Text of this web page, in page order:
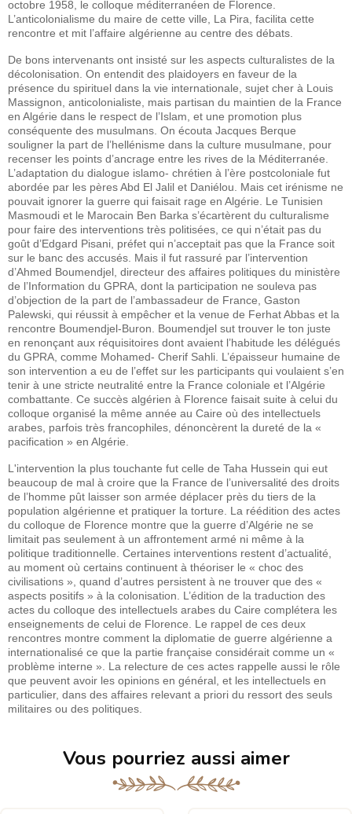
octobre 1958, le colloque méditerranéen de Florence.
L’anticolonialisme du maire de cette ville, La Pira, facilita cette
rencontre et mit l’affaire algérienne au centre des débats.
De bons intervenants ont insisté sur les aspects culturalistes de la
décolonisation. On entendit des plaidoyers en faveur de la
présence du spirituel dans la vie internationale, sujet cher à Louis
Massignon, anticolonialiste, mais partisan du maintien de la France
en Algérie dans le respect de l’Islam, et une promotion plus
conséquente des musulmans. On écouta Jacques Berque
souligner la part de l’hellénisme dans la culture musulmane, pour
recenser les points d’ancrage entre les rives de la Méditerranée.
L’adaptation du dialogue islamo- chrétien à l’ère postcoloniale fut
abordée par les pères Abd El Jalil et Daniélou. Mais cet irénisme ne
pouvait ignorer la guerre qui faisait rage en Algérie. Le Tunisien
Masmoudi et le Marocain Ben Barka s’écartèrent du culturalisme
pour faire des interventions très politisées, ce qui n’était pas du
goût d’Edgard Pisani, préfet qui n’acceptait pas que la France soit
sur le banc des accusés. Mais il fut rassuré par l’intervention
d’Ahmed Boumendjel, directeur des affaires politiques du ministère
de l’Information du GPRA, dont la participation ne souleva pas
d’objection de la part de l’ambassadeur de France, Gaston
Palewski, qui réussit à empêcher et la venue de Ferhat Abbas et la
rencontre Boumendjel-Buron. Boumendjel sut trouver le ton juste
en renonçant aux réquisitoires dont avaient l’habitude les délégués
du GPRA, comme Mohamed- Cherif Sahli. L’épaisseur humaine de
son intervention a eu de l’effet sur les participants qui voulaient s’en
tenir à une stricte neutralité entre la France coloniale et l’Algérie
combattante. Ce succès algérien à Florence faisait suite à celui du
colloque organisé la même année au Caire où des intellectuels
arabes, parfois très francophiles, dénoncèrent la dureté de la «
pacification » en Algérie.
L'intervention la plus touchante fut celle de Taha Hussein qui eut
beaucoup de mal à croire que la France de l’universalité des droits
de l’homme pût laisser son armée déplacer près du tiers de la
population algérienne et pratiquer la torture. La réédition des actes
du colloque de Florence montre que la guerre d’Algérie ne se
limitait pas seulement à un affrontement armé ni même à la
politique traditionnelle. Certaines interventions restent d’actualité,
au moment où certains continuent à théoriser le « choc des
civilisations », quand d’autres persistent à ne trouver que des «
aspects positifs » à la colonisation. L’édition de la traduction des
actes du colloque des intellectuels arabes du Caire complétera les
enseignements de celui de Florence. Le rappel de ces deux
rencontres montre comment la diplomatie de guerre algérienne a
internationalisé ce que la partie française considérait comme un «
problème interne ». La relecture de ces actes rappelle aussi le rôle
que peuvent avoir les opinions en général, et les intellectuels en
particulier, dans des affaires relevant a priori du ressort des seuls
militaires ou des politiques.
Vous pourriez aussi aimer